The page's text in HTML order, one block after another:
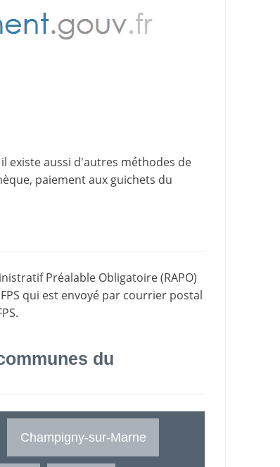
existe aussi d'autres méthodes de
paiement aux guichets du
Préalable Obligatoire (RAPO)
qui est envoyé par courrier postal
du
Champigny-sur-Marne